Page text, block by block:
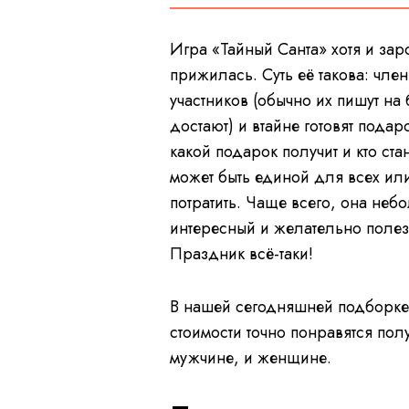
Игра «Тайный Санта» хотя и
прижилась. Суть её такова:
участников (обычно их пишут
достают) и втайне готовят
какой подарок получит и кто
может быть единой для всех
потратить. Чаще всего, она
интересный и желательно
Праздник всё-таки!
В нашей сегодняшней
стоимости точно понравятся
мужчине, и женщине.